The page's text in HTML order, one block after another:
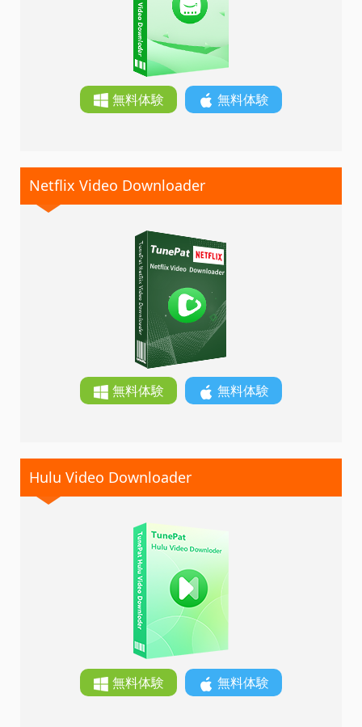
無料体験 無料体験
Netflix Video Downloader
無料体験 無料体験
Hulu Video Downloader
無料体験 無料体験